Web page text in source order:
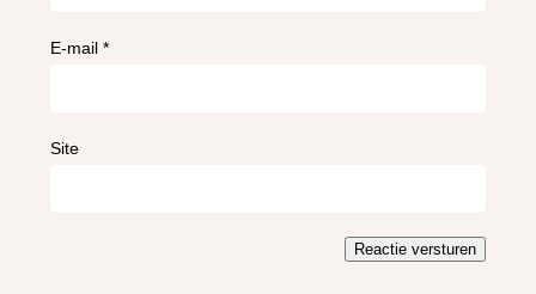
E-mail*
Site
Reactie versturen